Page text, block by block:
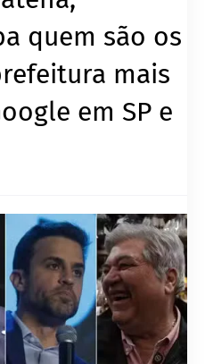
quem são os
mais
em SP e